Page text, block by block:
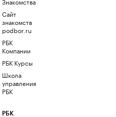
Сайт
знакомств
podbor.ru
РБК
Компании
РБК Курсы
Школа
управления
РБК
РБК